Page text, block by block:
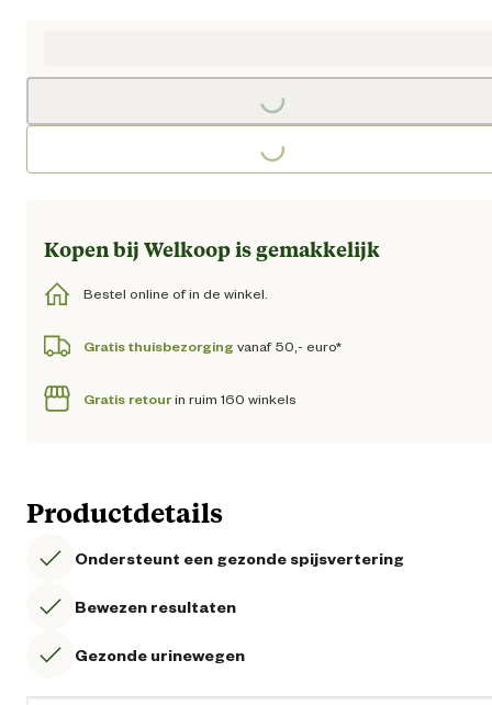
Loading...
Loading...
Kopen bij Welkoop is gemakkelijk
Bestel online of in de winkel.
Gratis thuisbezorging vanaf 50,- euro*
Gratis retourin ruim 160 winkels
Productdetails
Ondersteunt een gezonde spijsvertering
Bewezen resultaten
Gezonde urinewegen